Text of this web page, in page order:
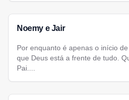
Noemy e Jair
Por enquanto é apenas o início
que Deus está a frente de tudo.
Pai....